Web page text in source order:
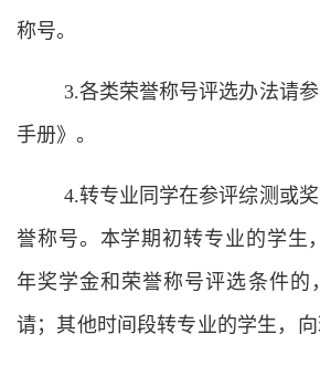
称号。
3.各类荣誉称号评选办法请
手册》。
4.转专业同学在参评综测或
誉称号。本学期初转专业的学生
年奖学金和荣誉称号评选条件的
请；其他时间段转专业的学生，向